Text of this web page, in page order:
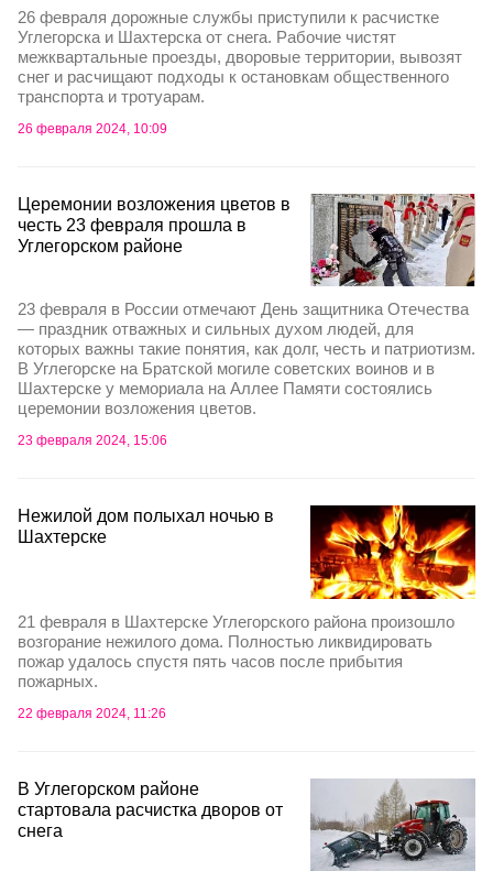
26 февраля дорожные службы приступили к расчистке
Углегорска и Шахтерска от снега. Рабочие чистят
межквартальные проезды, дворовые территории, вывозят
снег и расчищают подходы к остановкам общественного
транспорта и тротуарам.
26 февраля 2024, 10:09
Церемонии возложения цветов в
честь 23 февраля прошла в
Углегорском районе
23 февраля в России отмечают День защитника Отечества
— праздник отважных и сильных духом людей, для
которых важны такие понятия, как долг, честь и патриотизм.
В Углегорске на Братской могиле советских воинов и в
Шахтерске у мемориала на Аллее Памяти состоялись
церемонии возложения цветов.
23 февраля 2024, 15:06
Нежилой дом полыхал ночью в
Шахтерске
21 февраля в Шахтерске Углегорского района произошло
возгорание нежилого дома. Полностью ликвидировать
пожар удалось спустя пять часов после прибытия
пожарных.
22 февраля 2024, 11:26
В Углегорском районе
стартовала расчистка дворов от
снега